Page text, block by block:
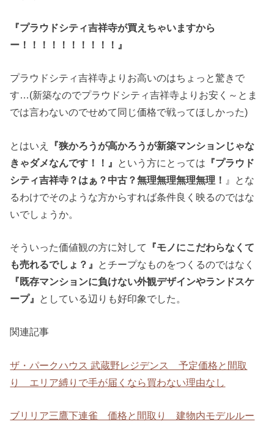
『プラウドシティ吉祥寺が買えちゃいますから
ー！！！！！！！！！！』
プラウドシティ吉祥寺よりお高いのはちょっと驚きで
す…(新築なのでプラウドシティ吉祥寺よりお安く～とま
では言わないのでせめて同じ価格で戦ってほしかった)
とはいえ
『狭かろうが高かろうが新築マンションじゃな
きゃダメなんです！！』 という方にとっては 『プラウド
シティ吉祥寺？はぁ？中古？無理無理無理無理！ 』とな
るわけでそのような方からすれば条件良く映るのではな
いでしょうか。
そういった価値観の方に対して
『モノにこだわらなくて
も売れるでしょ？』 とチープなものをつくるのではなく
『既存マンションに負けない外観デザインやランドスケ
ープ』 としている辺りも好印象でした。
関連記事
ザ・パークハウス 武蔵野レジデンス 予定価格と間取
り エリア縛りで手が届くなら買わない理由なし
ブリリア三鷹下連雀 価格と間取り 建物内モデルルー